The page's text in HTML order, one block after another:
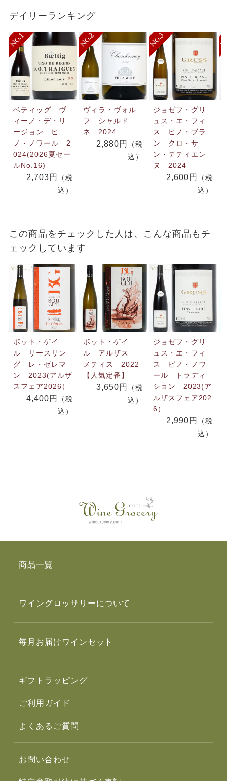
デイリーランキング
ベティッグ ヴ
ィーノ・デ・リ
ージョン ピ
ノ・ノワール 2
024(2026夏セー
ルNo.16)
2,703円
（税
込）
ヴィラ・ヴォル
フ シャルド
ネ 2024
2,880円
（税
込）
ジョゼフ・グリ
ュス・エ・フィ
ス ピノ・ブラ
ン クロ・サ
ン・テティエン
ヌ 2024
2,600円
（税
込）
この商品をチェックした人は、こんな商品もチ
ェックしています
ボット・ゲイ
ル リースリン
グ レ・ゼレマ
ン 2023(アルザ
スフェア2026）
4,400円
（税
込）
ボット・ゲイ
ル アルザス
メティス 2022
【人気定番】
3,650円
（税
込）
ジョゼフ・グリ
ュス・エ・フィ
ス ピノ・ノワ
ール トラディ
ション 2023(ア
ルザスフェア202
6）
2,990円
（税
込）
商品一覧
ワイングロッサリーについて
毎月お届けワインセット
ギフトラッピング
ご利用ガイド
よくあるご質問
お問い合わせ